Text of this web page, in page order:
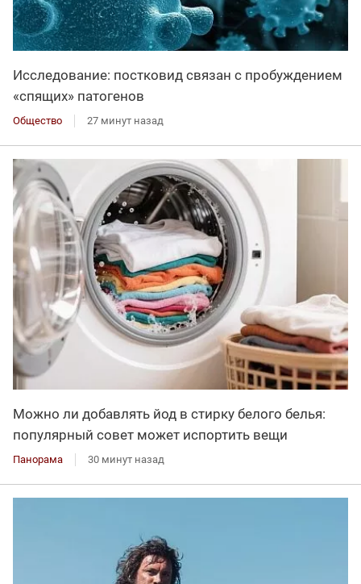
Исследование: постковид связан с пробуждением
«спящих» патогенов
Общество 27 минут назад
Можно ли добавлять йод в стирку белого белья:
популярный совет может испортить вещи
Панорама 30 минут назад